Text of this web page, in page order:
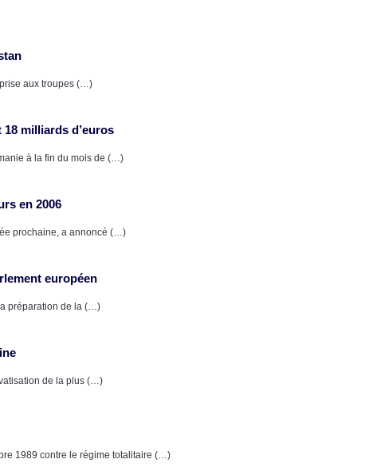
aux troupes (…)
milliards d’euros
à la fin du mois de (…)
en 2006
prochaine, a annoncé (…)
européen
préparation de la (…)
de la plus (…)
1989 contre le régime totalitaire (…)